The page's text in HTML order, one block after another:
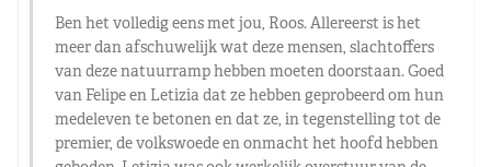
Ben het volledig eens met jou, Roos. Allereerst is het
meer dan afschuwelijk wat deze mensen, slachtoffers
van deze natuurramp hebben moeten doorstaan. Goed
van Felipe en Letizia dat ze hebben geprobeerd om hun
medeleven te betonen en dat ze, in tegenstelling tot de
premier, de volkswoede en onmacht het hoofd hebben